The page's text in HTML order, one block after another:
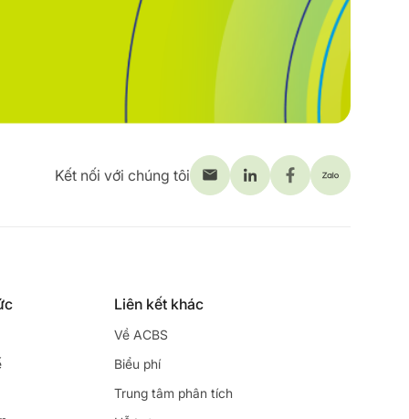
Kết nối với chúng tôi
Liên kết khác
Về ACBS
Biểu phí
Trung tâm phân tích